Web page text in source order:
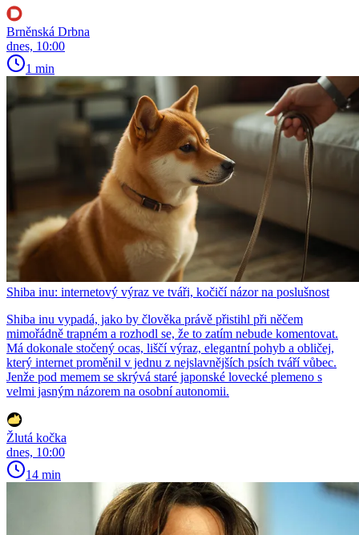
Brněnská Drbna
dnes, 10:00
1 min
Shiba inu: internetový výraz ve tváři, kočičí názor na poslušnost
Shiba inu vypadá, jako by člověka právě přistihl při něčem
mimořádně trapném a rozhodl se, že to zatím nebude komentovat.
Má dokonale stočený ocas, liščí výraz, elegantní pohyb a obličej,
který internet proměnil v jednu z nejslavnějších psích tváří vůbec.
Jenže pod memem se skrývá staré japonské lovecké plemeno s
velmi jasným názorem na osobní autonomii.
Žlutá kočka
dnes, 10:00
14 min